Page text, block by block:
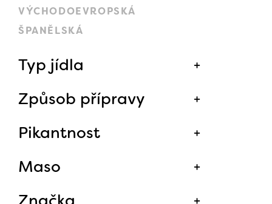
VÝCHODOEVROPSKÁ
ŠPANĚLSKÁ
Typ jídla
Způsob přípravy
Pikantnost
Maso